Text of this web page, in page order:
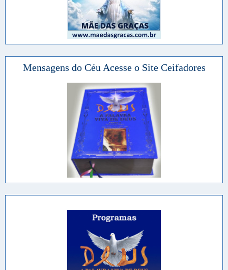
Mensagens do Céu Acesse o Site Ceifadores